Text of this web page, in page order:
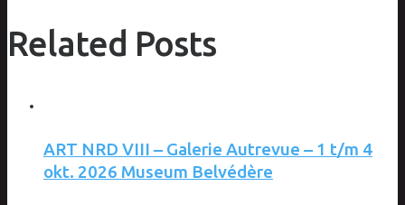
Related Posts
ART NRD VIII – Galerie Autrevue – 1 t/m 4
okt. 2026 Museum Belvédère